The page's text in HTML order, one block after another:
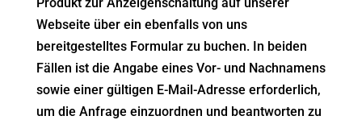
Webseite über ein ebenfalls von uns
bereitgestelltes Formular zu buchen. In beiden
Fällen ist die Angabe eines Vor- und Nachnamens
sowie einer gültigen E-Mail-Adresse erforderlich,
um die Anfrage einzuordnen und beantworten zu